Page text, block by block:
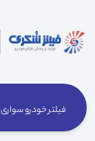
فیلتر خودرو سواری